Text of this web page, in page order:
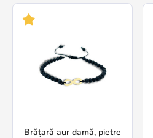
Brățară aur damă, pietre